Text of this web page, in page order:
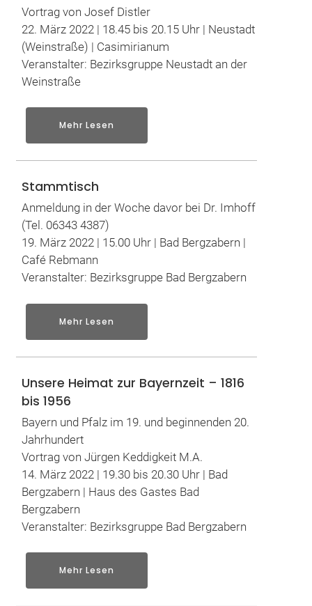
Vortrag von Josef Distler
22. März 2022 | 18.45 bis 20.15 Uhr | Neustadt
(Weinstraße) | Casimirianum
Veranstalter: Bezirksgruppe Neustadt an der
Weinstraße
Mehr Lesen
Stammtisch
Anmeldung in der Woche davor bei Dr. Imhoff
(Tel. 06343 4387)
19. März 2022 | 15.00 Uhr | Bad Bergzabern |
Café Rebmann
Veranstalter: Bezirksgruppe Bad Bergzabern
Mehr Lesen
Unsere Heimat zur Bayernzeit – 1816
bis 1956
Bayern und Pfalz im 19. und beginnenden 20.
Jahrhundert
Vortrag von Jürgen Keddigkeit M.A.
14. März 2022 | 19.30 bis 20.30 Uhr | Bad
Bergzabern | Haus des Gastes Bad
Bergzabern
Veranstalter: Bezirksgruppe Bad Bergzabern
Mehr Lesen